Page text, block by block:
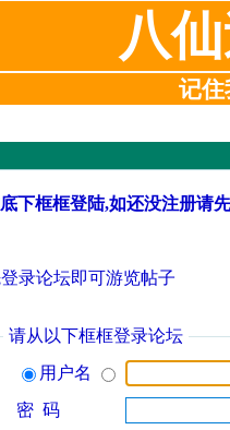
八
记住
下框框登陆,如还没注册请
录论坛即可游览帖子
请从以下框框登录论坛
用户名
密 码